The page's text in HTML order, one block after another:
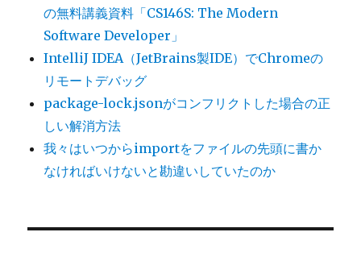
の無料講義資料「CS146S: The Modern
Software Developer」
IntelliJ IDEA（JetBrains製IDE）でChromeの
リモートデバッグ
package-lock.jsonがコンフリクトした場合の正
しい解消方法
我々はいつからimportをファイルの先頭に書か
なければいけないと勘違いしていたのか